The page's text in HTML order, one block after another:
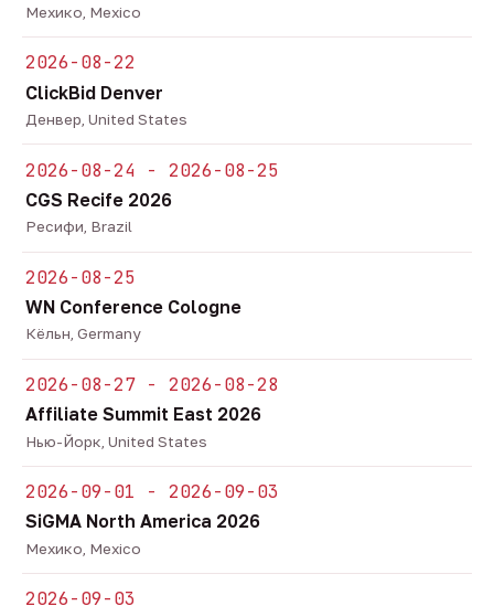
Мехико, Mexico
2026-08-22
ClickBid Denver
Денвер, United States
2026-08-24 - 2026-08-25
CGS Recife 2026
Ресифи, Brazil
2026-08-25
WN Conference Cologne
Кёльн, Germany
2026-08-27 - 2026-08-28
Affiliate Summit East 2026
Нью-Йорк, United States
2026-09-01 - 2026-09-03
SiGMA North America 2026
Мехико, Mexico
2026-09-03